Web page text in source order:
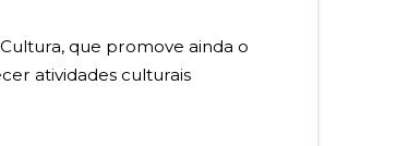
que promove ainda o
atividades culturais